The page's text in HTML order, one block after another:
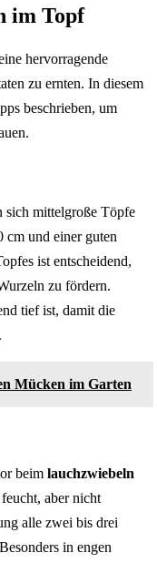
im Topf
hervorragende
zu ernten. In diesem
beschrieben, um
sich mittelgroße Töpfe
cm und einer guten
ist entscheidend,
zu fördern.
tief ist, damit die
Mücken im Garten
beim lauchzwiebeln
aber nicht
alle zwei bis drei
in engen